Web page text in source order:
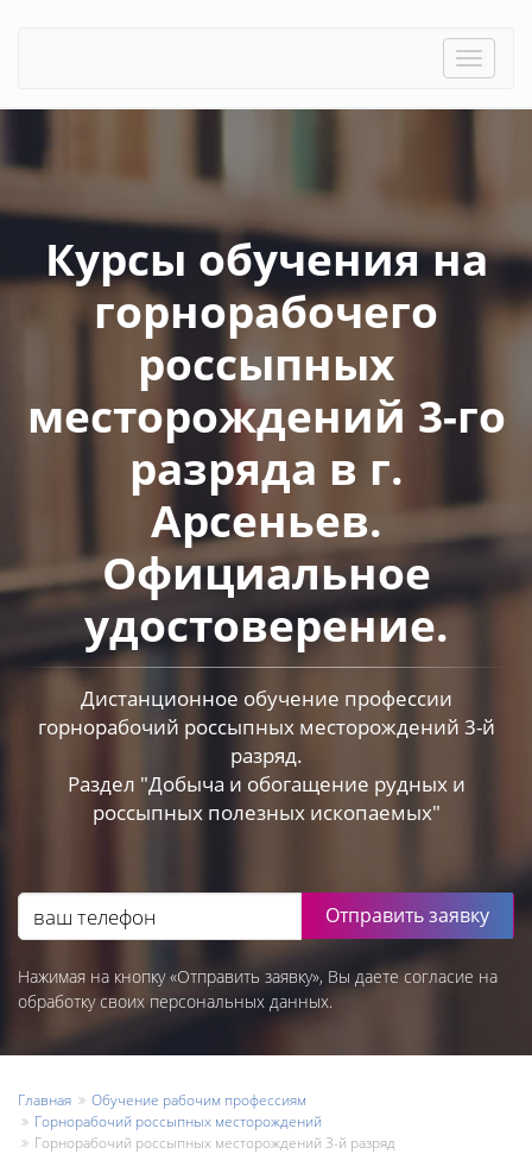
Toggle
Курсы обучения на
горнорабочего
россыпных
месторождений 3-го
разряда в г.
Арсеньев.
Официальное
удостоверение.
Дистанционное обучение профессии
горнорабочий россыпных месторождений 3-й
разряд.
Раздел "Добыча и обогащение рудных и
россыпных полезных ископаемых"
Отправить заявку
Нажимая на кнопку «Отправить заявку», Вы даете согласие на
обработку своих персональных данных.
Главная
Обучение рабочим профессиям
Горнорабочий россыпных месторождений
Горнорабочий россыпных месторождений 3-й разряд